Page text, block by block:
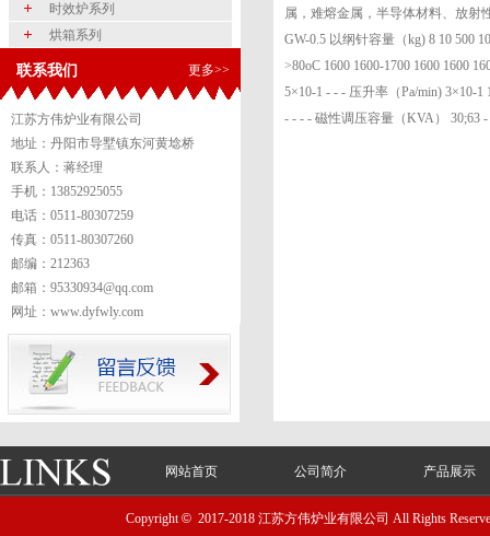
时效炉系列
烘箱系列
更多>>
联系我们
江苏方伟炉业有限公司
地址：丹阳市导墅镇东河黄埝桥
联系人：蒋经理
手机：13852925055
电话：0511-80307259
传真：0511-80307260
邮编：212363
邮箱：95330934@qq.com
网址：www.dyfwly.com
属，难熔金属，半导体材料、放射
GW-0.5 以纲针容量（kg) 8 10 500
>80oC 1600 1600-1700 1600 1600
5×10-1 - - - 压升率（Pa/min) 3×10-
- - - - 磁性调压容量（KVA） 30;63
网站首页 公司简介 产品展示
Copyright© 2017-2018 江苏方伟炉业有限公司 All Rights